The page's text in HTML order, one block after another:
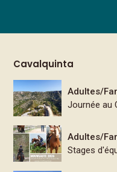
Cavalquinta
Adultes/
Journée au
Adultes/
Stages